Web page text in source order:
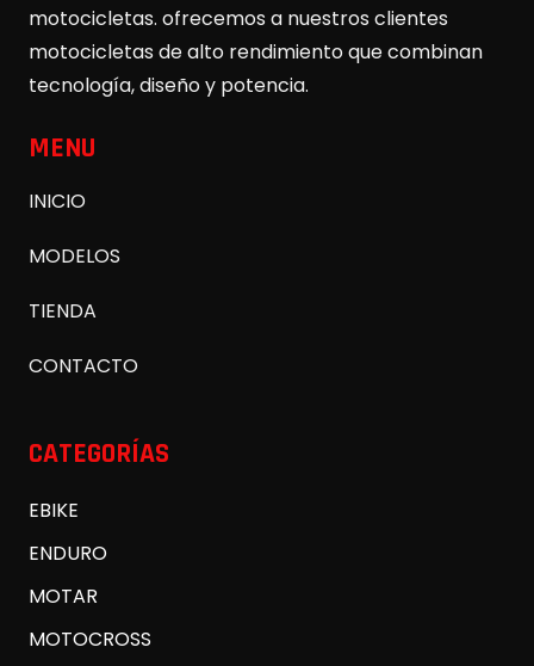
motocicletas. ofrecemos a nuestros clientes
motocicletas de alto rendimiento que combinan
tecnología, diseño y potencia.
MENU
INICIO
MODELOS
TIENDA
CONTACTO
CATEGORÍAS
EBIKE
ENDURO
MOTAR
MOTOCROSS